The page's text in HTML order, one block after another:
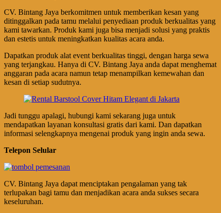
CV. Bintang Jaya berkomitmen untuk memberikan kesan yang
ditinggalkan pada tamu melalui penyediaan produk berkualitas yang
kami tawarkan. Produk kami juga bisa menjadi solusi yang praktis
dan estetis untuk meningkatkan kualitas acara anda.
Dapatkan produk alat event berkualitas tinggi, dengan harga sewa
yang terjangkau. Hanya di CV. Bintang Jaya anda dapat menghemat
anggaran pada acara namun tetap menampilkan kemewahan dan
kesan di setiap sudutnya.
Jadi tunggu apalagi, hubungi kami sekarang juga untuk
mendapatkan layanan konsultasi gratis dari kami. Dan dapatkan
informasi selengkapnya mengenai produk yang ingin anda sewa.
Telepon Selular
CV. Bintang Jaya dapat menciptakan pengalaman yang tak
terlupakan bagi tamu dan menjadikan acara anda sukses secara
keseluruhan.